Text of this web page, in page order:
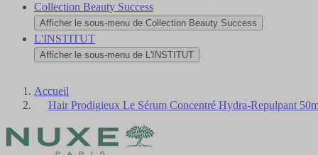
Collection Beauty Success
Afficher le sous-menu de Collection Beauty Success
L'INSTITUT
Afficher le sous-menu de L'INSTITUT
Accueil
Hair Prodigieux Le Sérum Concentré Hydra-Repulpant